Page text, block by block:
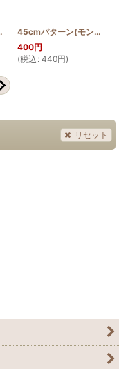
]プル) [PATTERN_T45_PINE
45cmパターン(モンステラ)
400円
(税込 : 440円)
リセット